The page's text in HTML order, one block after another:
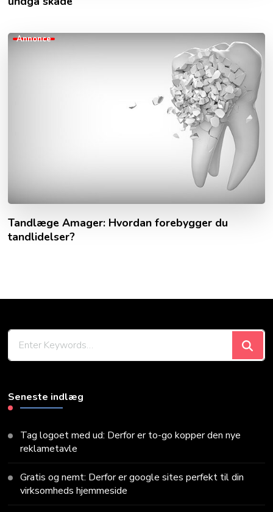
Annonce
Tandlæge Amager: Hvordan forebygger du
tandlidelser?
Seneste indlæg
Tag logoet med ud: Derfor er to-go kopper den nye
reklametavle
Gratis og nemt: Derfor er google sites perfekt til din
virksomheds hjemmeside